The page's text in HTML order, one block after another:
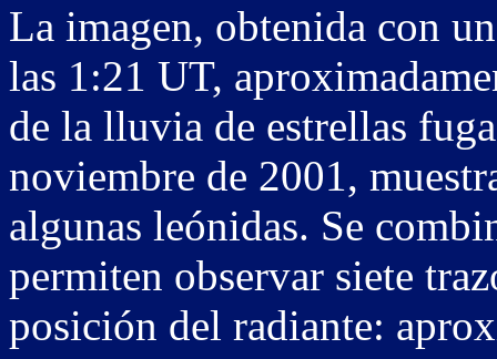
La imagen, obtenida con
las 1:21 UT,
de la lluvia de estrellas
noviembre de 2001,
algunas leónidas. Se
permiten observar siete
posición del radiante: